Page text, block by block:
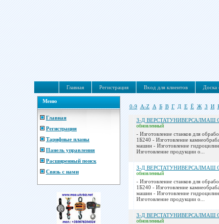
Главная Регистрация Вход для клиентов Доска
Меню
Главная
Регистрация
Тарифные планы
Панель управления
Расширенный поиск
Связь с нами
0-9 A-Z А Б В Г Д Е Ё Ж З И
З-Д ВЕРСТАТУНИВЕРСАЛМАШ
обновленный
- Изготовление станков для
1Б240 - Изготовление
машин - Изготовление
Изготовление продукции о...
З-Д ВЕРСТАТУНИВЕРСАЛМАШ
обновленный
- Изготовление станков для
1Б240 - Изготовление
машин - Изготовление
Изготовление продукции о...
З-Д ВЕРСТАТУНИВЕРСАЛМАШ
обновленный